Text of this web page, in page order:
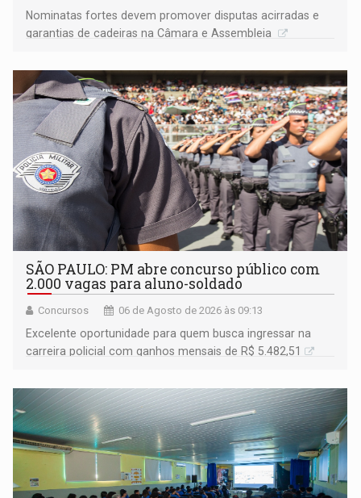
Nominatas fortes devem promover disputas acirradas e
garantias de cadeiras na Câmara e Assembleia
SÃO PAULO: PM abre concurso público com
2.000 vagas para aluno-soldado
Concursos 06 de Agosto de 2026 às 09:13
Excelente oportunidade para quem busca ingressar na
carreira policial com ganhos mensais de R$ 5.482,51